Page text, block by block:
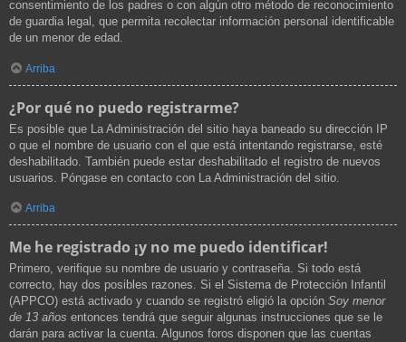
consentimiento de los padres o con algún otro método de reconocimiento
de guardia legal, que permita recolectar información personal identificable
de un menor de edad.
Arriba
¿Por qué no puedo registrarme?
Es posible que La Administración del sitio haya baneado su dirección IP
o que el nombre de usuario con el que está intentando registrarse, esté
deshabilitado. También puede estar deshabilitado el registro de nuevos
usuarios. Póngase en contacto con La Administración del sitio.
Arriba
Me he registrado ¡y no me puedo identificar!
Primero, verifique su nombre de usuario y contraseña. Si todo está
correcto, hay dos posibles razones. Si el Sistema de Protección Infantil
(APPCO) está activado y cuando se registró eligió la opción Soy menor
de 13 años entonces tendrá que seguir algunas instrucciones que se le
darán para activar la cuenta. Algunos foros disponen que las cuentas